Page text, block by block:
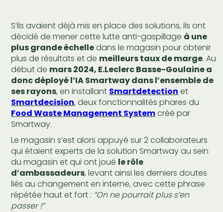
S’ils avaient déjà mis en place des solutions, ils ont
décidé de mener cette lutte anti-gaspillage à une
plus grande échelledans le magasin pour obtenir
plus de résultats et de meilleurs taux de marge. Au
début de mars 2024, E.Leclerc Basse-Goulaine a
donc déployé l’IA Smartway dans l’ensemble de
ses rayons, en installant Smartdetection et
Smartdecision, deux fonctionnalités phares du
Food Waste Management Systemcréé par
Smartway.
Le magasin s’est alors appuyé sur 2 collaborateurs
qui étaient experts de la solution Smartway au sein
du magasin et qui ont joué le rôle
d’ambassadeurs, levant ainsi les derniers doutes
liés au changement en interne, avec cette phrase
répétée haut et fort : “On ne pourrait plus s’en
passer !”